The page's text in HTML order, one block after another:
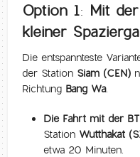
Option 1: Mit
kleiner
Die entspannteste
der Station Siam (CEN)
Richtung Bang Wa.
Die Fahrt mit der
Station Wutthakat
etwa 20 Minuten.